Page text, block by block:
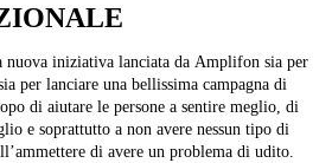
nuova iniziativa lanciata da Amplifon sia per
per lanciare una bellissima campagna di
di aiutare le persone a sentire meglio, di
e soprattutto a non avere nessun tipo di
di avere un problema di udito.